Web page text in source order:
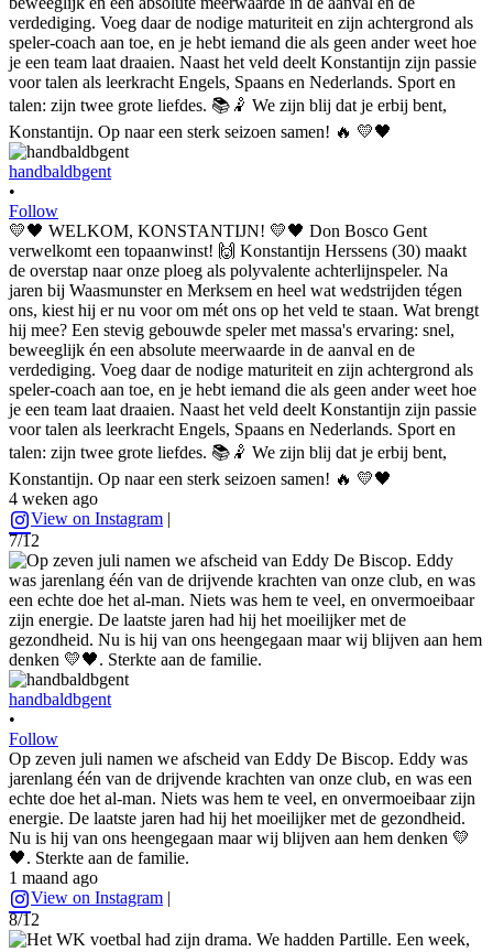
handbaldbgent
•
Follow
💛🖤 WELKOM, KONSTANTIJN! 💛🖤 Don Bosco Gent
verwelkomt een topaanwinst! 🙌 Konstantijn Herssens (30) maakt
de overstap naar onze ploeg als polyvalente achterlijnspeler. Na
jaren bij Waasmunster en Merksem en heel wat wedstrijden tégen
ons, kiest hij er nu voor om mét ons op het veld te staan. Wat brengt
hij mee? Een stevig gebouwde speler met massa's ervaring: snel,
beweeglijk én een absolute meerwaarde in de aanval en de
verdediging. Voeg daar de nodige maturiteit en zijn achtergrond als
speler-coach aan toe, en je hebt iemand die als geen ander weet hoe
je een team laat draaien. Naast het veld deelt Konstantijn zijn passie
voor talen als leerkracht Engels, Spaans en Nederlands. Sport en
talen: zijn twee grote liefdes. 📚🤾 We zijn blij dat je erbij bent,
Konstantijn. Op naar een sterk seizoen samen! 🔥 💛🖤
4 weken ago
View on Instagram |
7/12
handbaldbgent
•
Follow
Op zeven juli namen we afscheid van Eddy De Biscop. Eddy was
jarenlang één van de drijvende krachten van onze club, en was een
echte doe het al-man. Niets was hem te veel, en onvermoeibaar zijn
energie. De laatste jaren had hij het moeilijker met de gezondheid.
Nu is hij van ons heengegaan maar wij blijven aan hem denken 💛
🖤. Sterkte aan de familie.
1 maand ago
View on Instagram |
8/12